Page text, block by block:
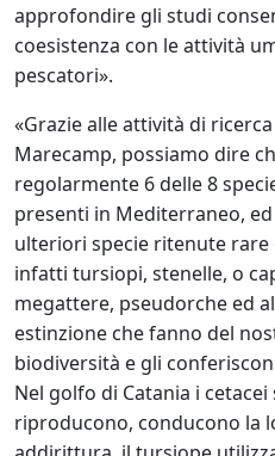
approfondire gli studi
coesistenza con le attività
pescatori».
«Grazie alle attività di
Marecamp, possiamo dire
regolarmente 6 delle 8
presenti in Mediterraneo,
ulteriori specie ritenute rare
infatti tursiopi, stenelle, o
megattere, pseudorche ed
estinzione che fanno del
biodiversità e gli
Nel golfo di Catania i
riproducono, conducono la